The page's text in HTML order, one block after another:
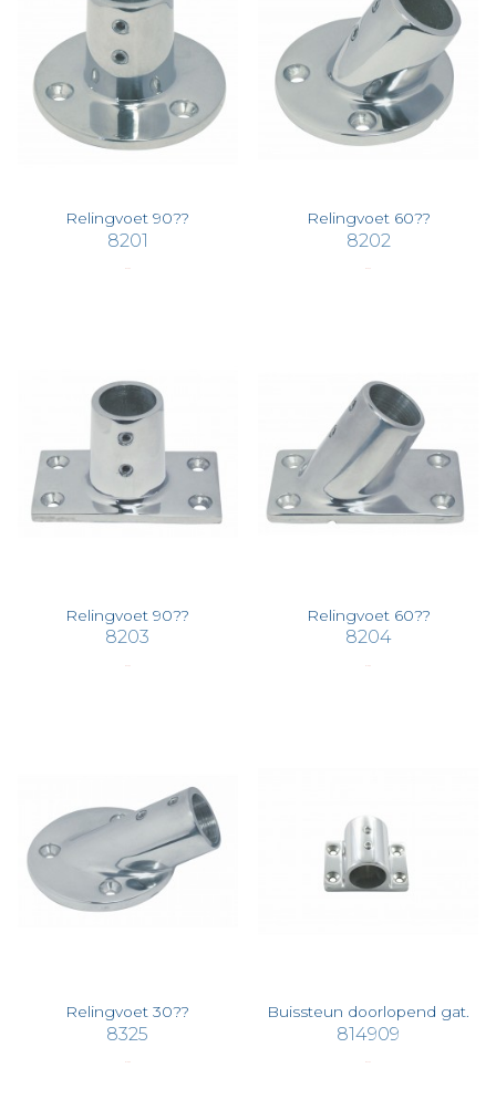
Relingvoet 90??
8201
Relingvoet 60??
8202
Relingvoet 90??
8203
Relingvoet 60??
8204
Relingvoet 30??
8325
Buissteun doorlopend gat.
814909